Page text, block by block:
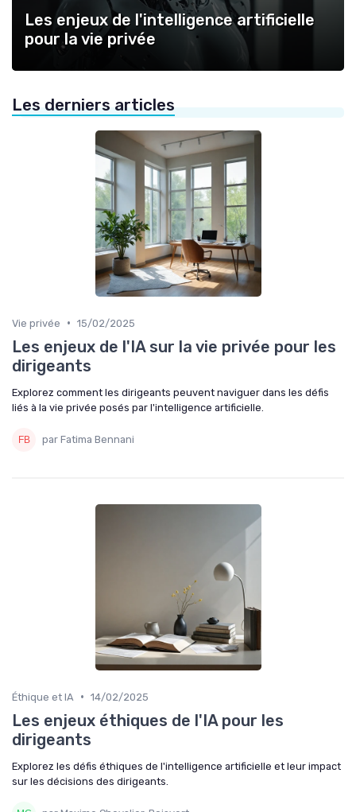
Les enjeux de l'intelligence artificielle
pour la vie privée
Les derniers articles
Vie privée • 15/02/2025
Les enjeux de l'IA sur la vie privée pour les
dirigeants
Explorez comment les dirigeants peuvent naviguer dans les défis
liés à la vie privée posés par l'intelligence artificielle.
par Fatima Bennani
Éthique et IA • 14/02/2025
Les enjeux éthiques de l'IA pour les
dirigeants
Explorez les défis éthiques de l'intelligence artificielle et leur impact
sur les décisions des dirigeants.